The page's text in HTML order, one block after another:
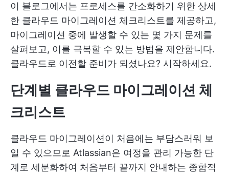
이 블로그에서는 프로세스를 간소화하기 위한 상세
한 클라우드 마이그레이션 체크리스트를 제공하고,
마이그레이션 중에 발생할 수 있는 몇 가지 문제를
살펴보고, 이를 극복할 수 있는 방법을 제안합니다.
클라우드로 이전할 준비가 되셨나요? 시작하세요.
단계별 클라우드 마이그레이션 체
크리스트
클라우드 마이그레이션이 처음에는 부담스러워 보
일 수 있으므로 Atlassian은 여정을 관리 가능한 단
계로 세분화하여 처음부터 끝까지 안내하는 종합적